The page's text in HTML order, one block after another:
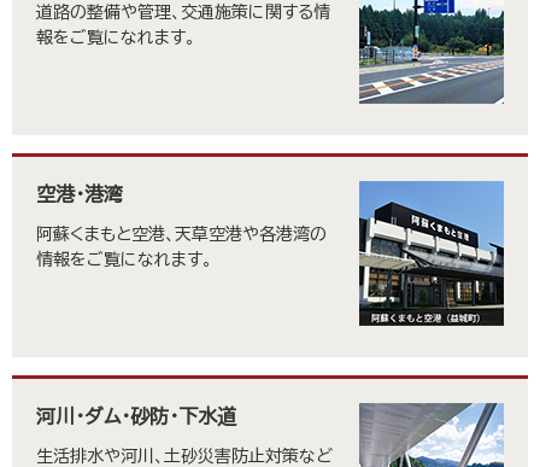
道路の整備や管理、交通施策に関する情
報をご覧になれます。
空港・港湾
阿蘇くまもと空港、天草空港や各港湾の
情報をご覧になれます。
河川・ダム・砂防・下水道
生活排水や河川、土砂災害防止対策など